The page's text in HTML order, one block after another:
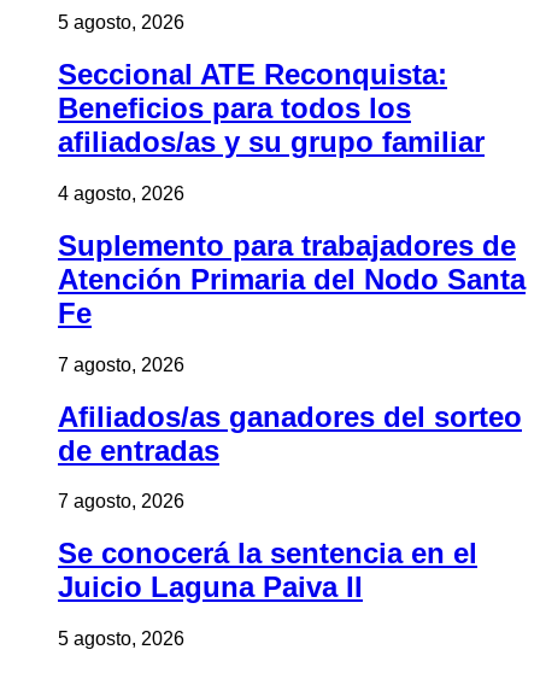
5 agosto, 2026
Seccional ATE Reconquista:
Beneficios para todos los
afiliados/as y su grupo familiar
4 agosto, 2026
Suplemento para trabajadores de
Atención Primaria del Nodo Santa
Fe
7 agosto, 2026
Afiliados/as ganadores del sorteo
de entradas
7 agosto, 2026
Se conocerá la sentencia en el
Juicio Laguna Paiva II
5 agosto, 2026